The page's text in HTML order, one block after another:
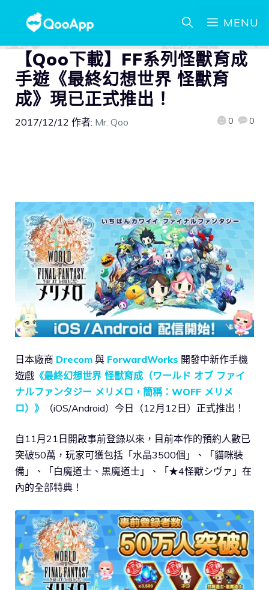
MENU
【Qoo下載】FF系列怪獸育成
手遊《最終幻想世界 怪獸育
成》現已正式推出！
2017/12/12 作者: Mr. Qoo 0 0
日本廠商 Drecom 與 ForwardWorks 開發中新作手機
遊戲 《最終幻想世界 怪獸育成（ワールド オブ ファイ
ナルファンタジー メリメロ，簡稱：WOFF メリメ
ロ）》
（iOS/Android）今日（12月12日）正式推出！
自11月21日開啟事前登錄以來，目前本作的預約人數已
突破50萬，玩家可獲包括「水晶3500個」、「貓咪裝
備」、「白魔道士、黒魔道士」、「★4怪獸シヴァ」在
內的全部特典！